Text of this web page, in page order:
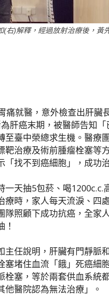
(右)解釋，經過放射治療後，
痛就醫，意外檢查出肝臟
肝癌末期，被醫師告知
至臺中榮總求生機。醫療
靶治療及術前腫瘤栓塞等
「找不到癌細胞」，成功
一天抽5包菸、喝
療時，家人每天流淚、四
隊照顧下成功抗癌，全家
主任說明，肝臟有門靜脈
塞堵住血流「餓」死癌細
栓塞，等於兩套供血系統
醫院認為無法治療」。